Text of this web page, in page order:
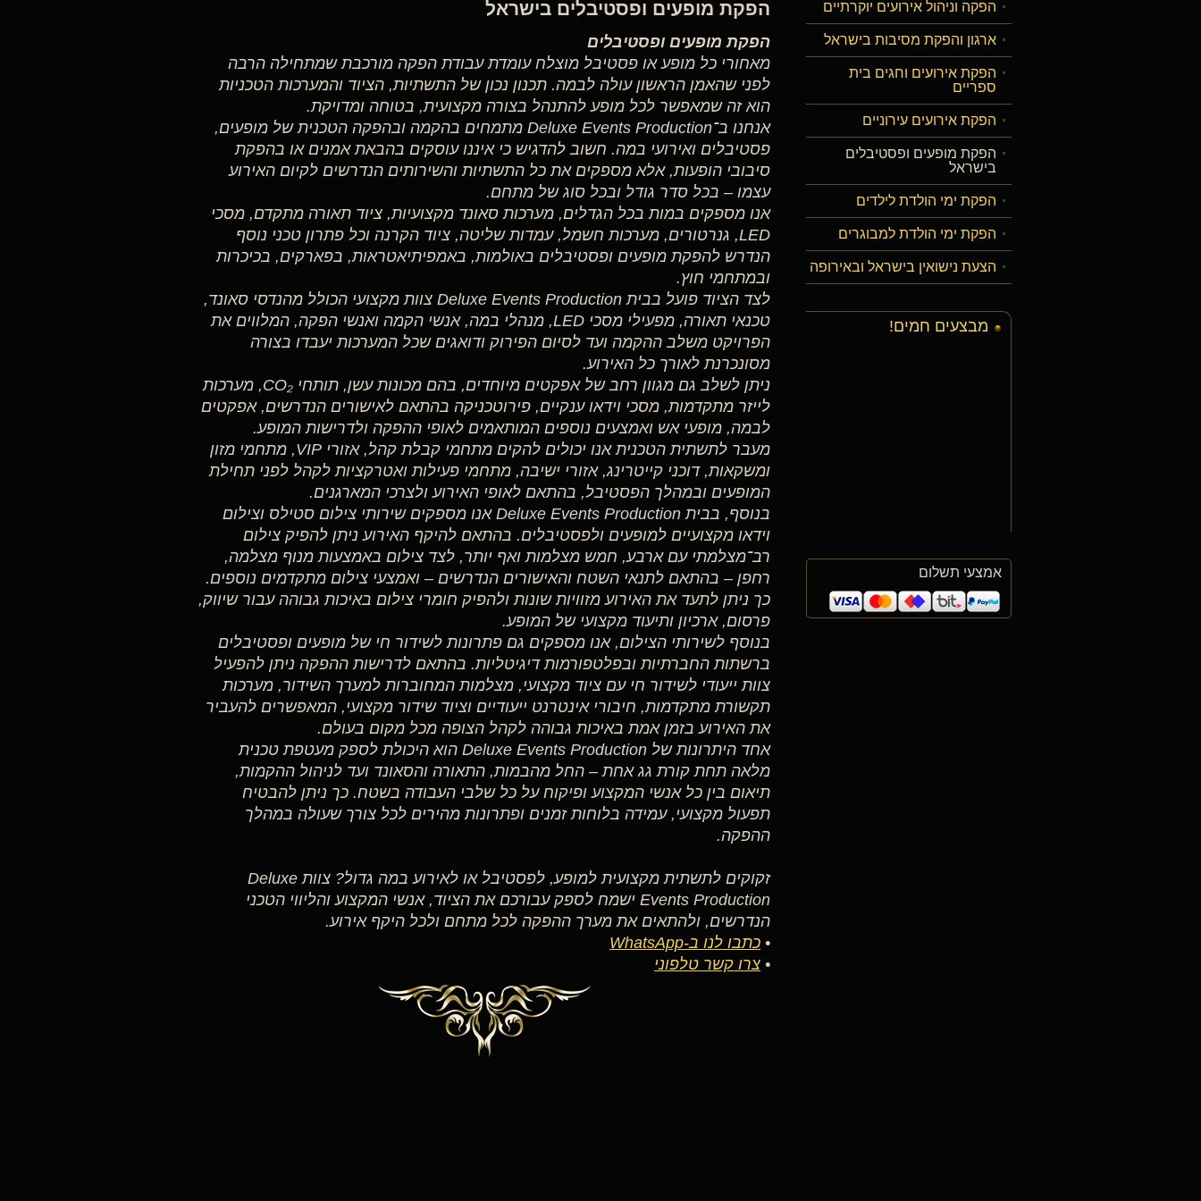
הפקת מופעים ופסטיבלים בישראל
הפקת מופעים ופסטיבלים
מאחורי כל מופע או פסטיבל מוצלח עומדת עבודת הפקה מורכבת שמתחילה הרבה
לפני שהאמן הראשון עולה לבמה. תכנון נכון של התשתיות, הציוד והמערכות הטכניות
הוא זה שמאפשר לכל מופע להתנהל בצורה מקצועית, בטוחה ומדויקת.
אנחנו ב־Deluxe Events Production מתמחים בהקמה ובהפקה הטכנית של מופעים,
פסטיבלים ואירועי במה. חשוב להדגיש כי איננו עוסקים בהבאת אמנים או בהפקת
סיבובי הופעות, אלא מספקים את כל התשתיות והשירותים הנדרשים לקיום האירוע
עצמו – בכל סדר גודל ובכל סוג של מתחם.
אנו מספקים במות בכל הגדלים, מערכות סאונד מקצועיות, ציוד תאורה מתקדם, מסכי
LED, גנרטורים, מערכות חשמל, עמדות שליטה, ציוד הקרנה וכל פתרון טכני נוסף
הנדרש להפקת מופעים ופסטיבלים באולמות, באמפיתיאטראות, בפארקים, בכיכרות
ובמתחמי חוץ.
לצד הציוד פועל בבית Deluxe Events Production צוות מקצועי הכולל מהנדסי סאונד,
טכנאי תאורה, מפעילי מסכי LED, מנהלי במה, אנשי הקמה ואנשי הפקה, המלווים את
הפרויקט משלב ההקמה ועד לסיום הפירוק ודואגים שכל המערכות יעבדו בצורה
מסונכרנת לאורך כל האירוע.
ניתן לשלב גם מגוון רחב של אפקטים מיוחדים, בהם מכונות עשן, תותחי CO₂, מערכות
לייזר מתקדמות, מסכי וידאו ענקיים, פירוטכניקה בהתאם לאישורים הנדרשים, אפקטים
לבמה, מופעי אש ואמצעים נוספים המותאמים לאופי ההפקה ולדרישות המופע.
מעבר לתשתית הטכנית אנו יכולים להקים מתחמי קבלת קהל, אזורי VIP, מתחמי מזון
ומשקאות, דוכני קייטרינג, אזורי ישיבה, מתחמי פעילות ואטרקציות לקהל לפני תחילת
המופעים ובמהלך הפסטיבל, בהתאם לאופי האירוע ולצרכי המארגנים.
בנוסף, בבית Deluxe Events Production אנו מספקים שירותי צילום סטילס וצילום
וידאו מקצועיים למופעים ולפסטיבלים. בהתאם להיקף האירוע ניתן להפיק צילום
רב־מצלמתי עם ארבע, חמש מצלמות ואף יותר, לצד צילום באמצעות מנוף מצלמה,
רחפן – בהתאם לתנאי השטח והאישורים הנדרשים – ואמצעי צילום מתקדמים נוספים.
כך ניתן לתעד את האירוע מזוויות שונות ולהפיק חומרי צילום באיכות גבוהה עבור שיווק,
פרסום, ארכיון ותיעוד מקצועי של המופע.
בנוסף לשירותי הצילום, אנו מספקים גם פתרונות לשידור חי של מופעים ופסטיבלים
ברשתות החברתיות ובפלטפורמות דיגיטליות. בהתאם לדרישות ההפקה ניתן להפעיל
צוות ייעודי לשידור חי עם ציוד מקצועי, מצלמות המחוברות למערך השידור, מערכות
תקשורת מתקדמות, חיבורי אינטרנט ייעודיים וציוד שידור מקצועי, המאפשרים להעביר
את האירוע בזמן אמת באיכות גבוהה לקהל הצופה מכל מקום בעולם.
אחד היתרונות של Deluxe Events Production הוא היכולת לספק מעטפת טכנית
מלאה תחת קורת גג אחת – החל מהבמות, התאורה והסאונד ועד לניהול ההקמות,
תיאום בין כל אנשי המקצוע ופיקוח על כל שלבי העבודה בשטח. כך ניתן להבטיח
תפעול מקצועי, עמידה בלוחות זמנים ופתרונות מהירים לכל צורך שעולה במהלך
ההפקה.
זקוקים לתשתית מקצועית למופע, לפסטיבל או לאירוע במה גדול? צוות Deluxe
Events Production ישמח לספק עבורכם את הציוד, אנשי המקצוע והליווי הטכני
הנדרשים, ולהתאים את מערך ההפקה לכל מתחם ולכל היקף אירוע.
• כתבו לנו ב-WhatsApp
• צרו קשר טלפוני
הפקה וניהול אירועים יוקרתיים
ארגון והפקת מסיבות בישראל
הפקת אירועים וחגים בית
ספריים
הפקת אירועים עירוניים
הפקת מופעים ופסטיבלים
בישראל
הפקת ימי הולדת לילדים
הפקת ימי הולדת למבוגרים
הצעת נישואין בישראל ובאירופה
מבצעים חמים!
אמצעי תשלום